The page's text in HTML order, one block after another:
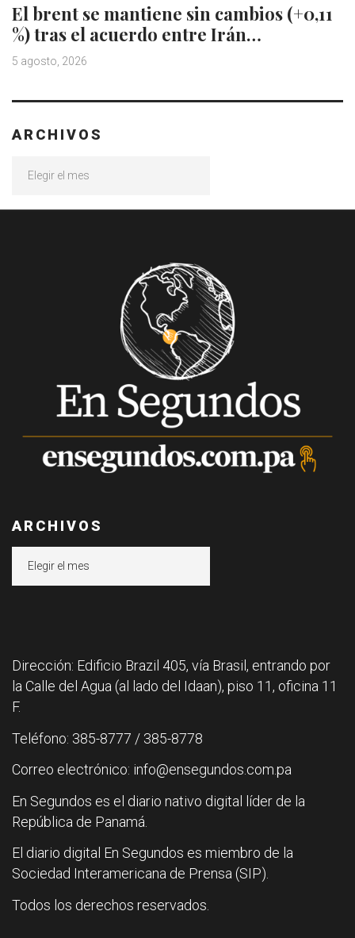
El brent se mantiene sin cambios (+0,11
%) tras el acuerdo entre Irán…
5 agosto, 2026
ARCHIVOS
ARCHIVOS
Dirección: Edificio Brazil 405, vía Brasil, entrando por
la Calle del Agua (al lado del Idaan), piso 11, oficina 11
F.
Teléfono: 385-8777 / 385-8778
Correo electrónico: info@ensegundos.com.pa
En Segundos es el diario nativo digital líder de la
República de Panamá.
El diario digital En Segundos es miembro de la
Sociedad Interamericana de Prensa (SIP).
Todos los derechos reservados.